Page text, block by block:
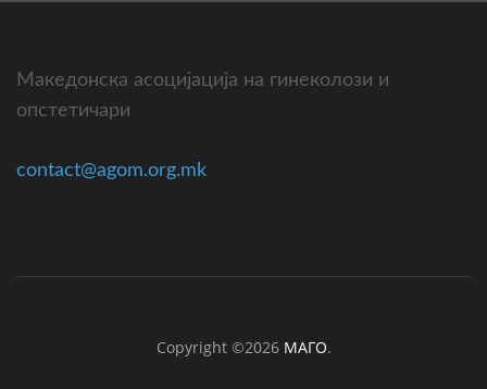
Македонска асоцијација на гинеколози и
опстетичари
contact@agom.org.mk
Copyright ©2026 МАГО.